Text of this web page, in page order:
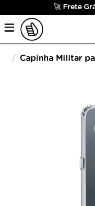
🚀 Frete
Capinha Militar